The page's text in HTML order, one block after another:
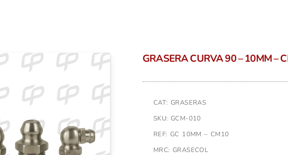
GRASERA CURVA 90 – 10MM –
CAT: GRASERAS
SKU: GCM-010
REF: GC 10MM – CM10
MRC: GRASECOL